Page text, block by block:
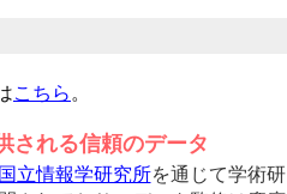
こちら 。
される信頼のデータ
国立情報学研究所を通じて学術研